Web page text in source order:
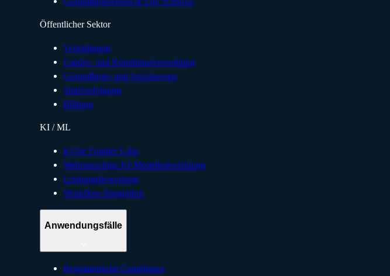
Öffentlicher Sektor
Verteidigung
Landes- und Kommunalverwaltung
Gesundheits- und Sozialwesen
Strafverfolgung
Bildung
KI / ML
KI für Frontier Labs
Mehrsprachige KI-Modellentwicklung
Leistungsbewertung
Workflow-Integration
Anwendungsfälle
Regulatorische Compliance